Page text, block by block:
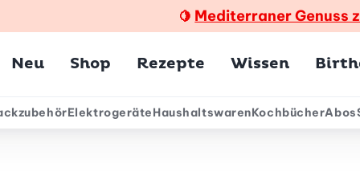
🍋 Mediterraner Genuss
Neu Shop Rezepte Wissen
ElektrogeräteHaushaltswarenKochbücherAbos